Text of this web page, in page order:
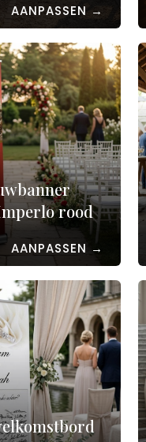
AANPASSEN →
rood
AANPASSEN →